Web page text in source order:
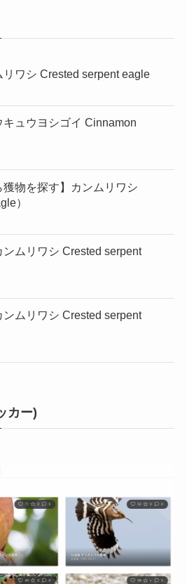
リワシ Crested serpent eagle
キュウヨシゴイ Cinnamon
獲物を探す】カンムリワシ
）
ンムリワシ Crested serpent
ンムリワシ Crested serpent
カー)